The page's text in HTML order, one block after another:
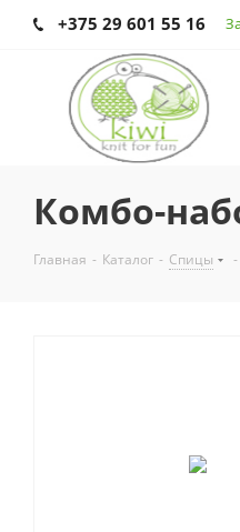
+375 29 601 55 16
Комбо-
Главная - Каталог - Спицы -